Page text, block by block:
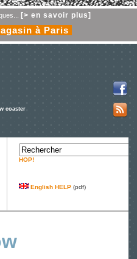
[> en savoir plus]
à Paris
coaster
HOP!
English HELP (pdf)